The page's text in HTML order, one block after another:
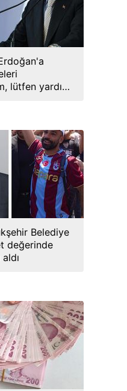
lütfen yardım
Belediye
değerinde